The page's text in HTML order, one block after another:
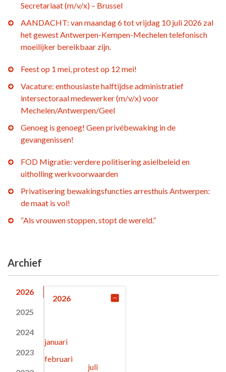
Secretariaat (m/v/x) – Brussel
AANDACHT: van maandag 6 tot vrijdag 10 juli 2026 zal
het gewest Antwerpen-Kempen-Mechelen telefonisch
moeilijker bereikbaar zijn.
Feest op 1 mei, protest op 12 mei!
Vacature: enthousiaste halftijdse administratief
intersectoraal medewerker (m/v/x) voor
Mechelen/Antwerpen/Geel
Genoeg is genoeg! Geen privébewaking in de
gevangenissen!
FOD Migratie: verdere politisering asielbeleid en
uitholling werkvoorwaarden
Privatisering bewakingsfuncties arresthuis Antwerpen:
de maat is vol!
“Als vrouwen stoppen, stopt de wereld.”
Archief
2026
2025
2024
2023
2026
januari
februari
juli